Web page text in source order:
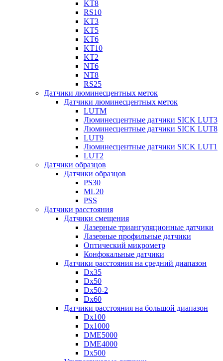
KT8
RS10
KT3
KT5
KT6
KT10
KT2
NT6
NT8
RS25
Датчики люминесцентных меток
Датчики люминесцентных меток
LUTM
Люминесцентные датчики SICK LUT3
Люминесцентные датчики SICK LUT8
LUT9
Люминесцентные датчики SICK LUT1
LUT2
Датчики образцов
Датчики образцов
PS30
ML20
PSS
Датчики расстояния
Датчики смещения
Лазерные триангуляционные датчики
Лазерные профильные датчики
Оптический микрометр
Конфокальные датчики
Датчики расстояния на средний диапазон
Dx35
Dx50
Dx50-2
Dx60
Датчики расстояния на большой диапазон
Dx100
Dx1000
DME5000
DME4000
Dx500